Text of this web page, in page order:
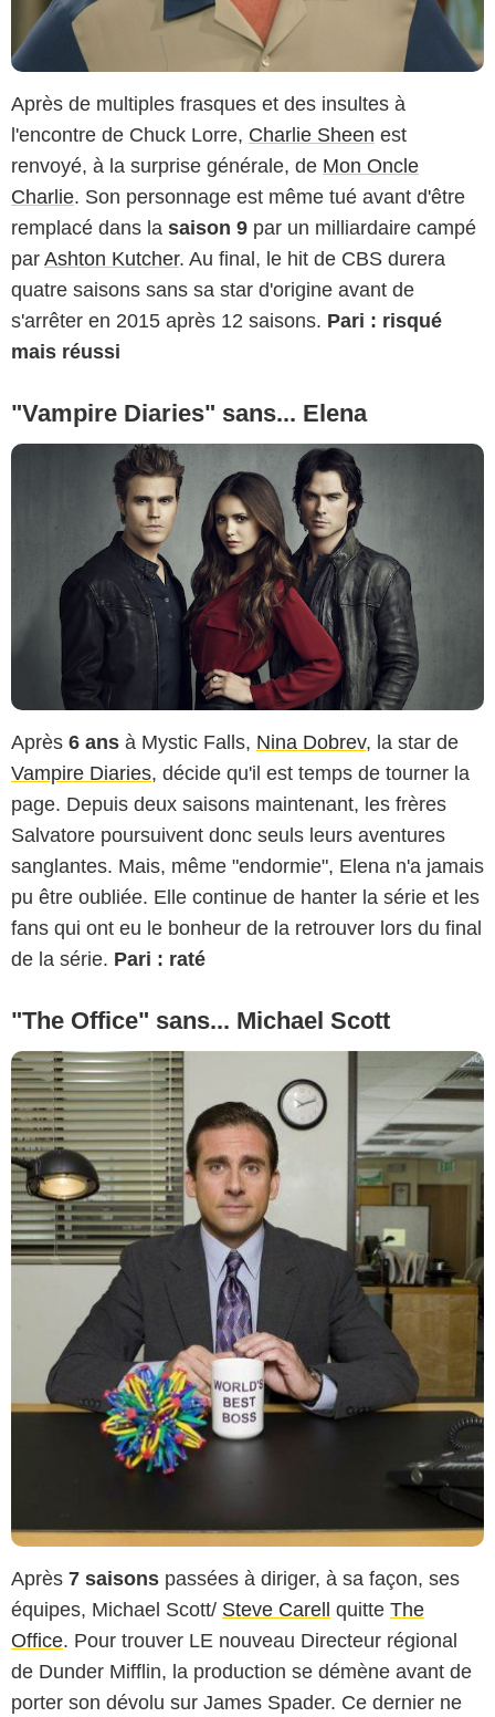
Après de multiples frasques et des insultes à
l'encontre de Chuck Lorre, Charlie Sheen est
renvoyé, à la surprise générale, de Mon Oncle
Charlie. Son personnage est même tué avant d'être
remplacé dans la saison 9 par un milliardaire campé
par Ashton Kutcher. Au final, le hit de CBS durera
quatre saisons sans sa star d'origine avant de
s'arrêter en 2015 après 12 saisons. Pari : risqué
mais réussi
"Vampire Diaries" sans... Elena
Après 6 ans à Mystic Falls, Nina Dobrev, la star de
Vampire Diaries, décide qu'il est temps de tourner la
page. Depuis deux saisons maintenant, les frères
Salvatore poursuivent donc seuls leurs aventures
sanglantes. Mais, même "endormie", Elena n'a jamais
pu être oubliée. Elle continue de hanter la série et les
fans qui ont eu le bonheur de la retrouver lors du final
de la série. Pari : raté
"The Office" sans... Michael Scott
Après 7 saisons passées à diriger, à sa façon, ses
équipes, Michael Scott/ Steve Carell quitte The
Office. Pour trouver LE nouveau Directeur régional
de Dunder Mifflin, la production se démène avant de
porter son dévolu sur James Spader. Ce dernier ne